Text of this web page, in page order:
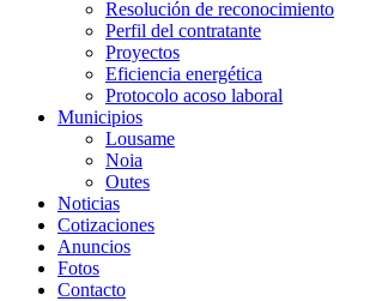
Resolución de reconocimiento
Perfil del contratante
Proyectos
Eficiencia energética
Protocolo acoso laboral
Municipios
Lousame
Noia
Outes
Noticias
Cotizaciones
Anuncios
Fotos
Contacto